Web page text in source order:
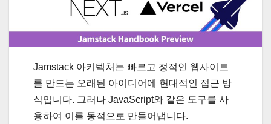
Jamstack 아키텍처는 빠르고 정적인 웹사이트
를 만드는 오래된 아이디어에 현대적인 접근 방
식입니다. 그러나 JavaScript와 같은 도구를 사
용하여 이를 동적으로 만들어냅니다.